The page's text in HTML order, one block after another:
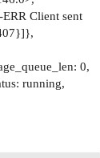
Client sent
0,
running,